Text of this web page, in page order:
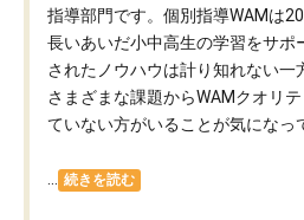
指導部門です。個別指導WAMは
長いあいだ小中高生の学習をサポ
されたノウハウは計り知れない一
さまざまな課題からWAMクオリ
ていない方がいることが気になっ
続きを読む